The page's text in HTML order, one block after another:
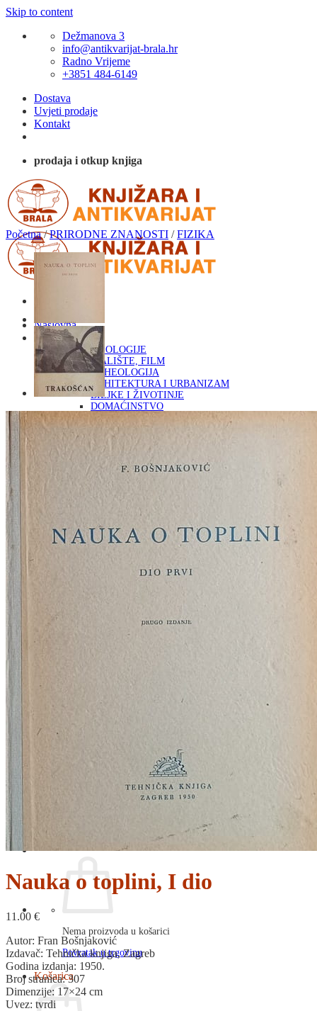
Skip to content
Dežmanova 3
info@antikvarijat-brala.hr
Radno Vrijeme
+3851 484-6149
Dostava
Uvjeti prodaje
Kontakt
prodaja i otkup knjiga
Naslovna
KNJIGE
OD ARHEOLOGIJE
DO KAZALIŠTE, FILM
ARHEOLOGIJA
ARHITEKTURA I URBANIZAM
BILJKE I ŽIVOTINJE
DOMAĆINSTVO
ENCIKLOPEDIJE I LEKSIKONI
ETNOLOGIJA
FILOZOFIJA, SOCIOLOGIJA, ANTROPOLOGIJA
FOTOGRAFIJA
GLAZBENA UMJETNOST
KAZALIŠTE, FILM
OD KNJIŽEVNOST
DO RELIGIJA
KNJIŽEVNOST
LIKOVNA UMJETNOST
LJEKOVITO BILJE I ZDRAVLJE
MITOLOGIJA
POVIJEST I PUBLICISTIKA
PRIRODNE ZNANOSTI
PSIHOLOGIJA, POPULARNA PSIHOLOGIJA,
RELIGIJA
OD RJEČNIKA
DO ZEMLJOVIDA
RJEČNICI, GRAMATIKE, PRAVOPISI…
TEHNIČKE ZNANOSTI
TEORIJA I POVIJEST KNJIŽEVNOSTI
O nama
Nema proizvoda u košarici
Povratak u trgovinu
Košarica
Početna / PRIRODNE ZNANOSTI / FIZIKA
Nauka o toplini, I dio
11.00 €
Autor: Fran Bošnjaković
Izdavač: Tehnička knjiga, Zagreb
Godina izdanja: 1950.
Broj stranica: 307
Dimenzije: 17×24 cm
Uvez: tvrdi